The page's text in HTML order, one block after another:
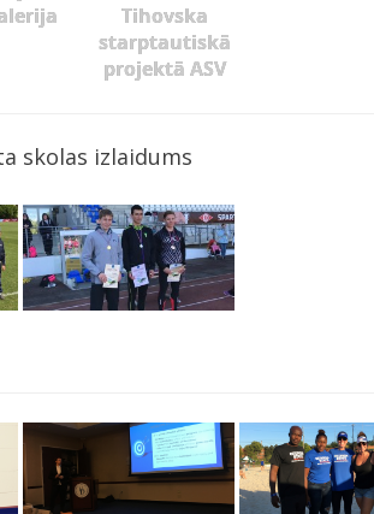
Tihovska
starptautiskā
projektā ASV
skolas izlaidums